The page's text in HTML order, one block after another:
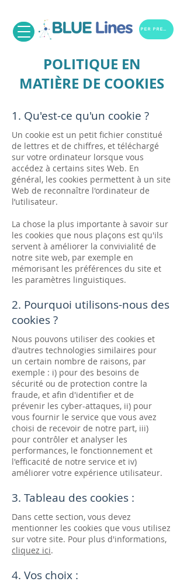
POLITIQUE EN
MATIÈRE DE COOKIES
1. Qu'est-ce qu'un cookie ?
Un cookie est un petit fichier constitué
de lettres et de chiffres, et téléchargé
sur votre ordinateur lorsque vous
accédez à certains sites Web. En
général, les cookies permettent à un site
Web de reconnaître l'ordinateur de
l’utilisateur.
La chose la plus importante à savoir sur
les cookies que nous plaçons est qu'ils
servent à améliorer la convivialité de
notre site web, par exemple en
mémorisant les préférences du site et
les paramètres linguistiques.
2. Pourquoi utilisons-nous des
cookies ?
Nous pouvons utiliser des cookies et
d'autres technologies similaires pour
un certain nombre de raisons, par
exemple : i) pour des besoins de
sécurité ou de protection contre la
fraude, et afin d'identifier et de
prévenir les cyber-attaques, ii) pour
vous fournir le service que vous avez
choisi de recevoir de notre part, iii)
pour contrôler et analyser les
performances, le fonctionnement et
l'efficacité de notre service et iv)
améliorer votre expérience utilisateur.
3. Tableau des cookies :
Dans cette section, vous devez
mentionner les cookies que vous utilisez
sur votre site. Pour plus d'informations,
cliquez ici.
4. Vos choix :